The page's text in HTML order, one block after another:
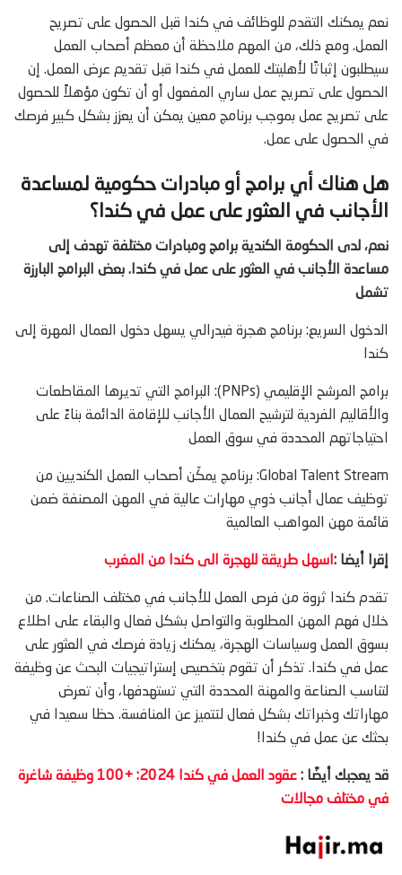
نعم يمكنك التقدم للوظائف في كندا قبل الحصول على تصريح
العمل. ومع ذلك، من المهم ملاحظة أن معظم أصحاب العمل
سيطلبون إثباتًا لأهليتك للعمل في كندا قبل تقديم عرض العمل. إن
الحصول على تصريح عمل ساري المفعول أو أن تكون مؤهلاً للحصول
على تصريح عمل بموجب برنامج معين يمكن أن يعزز بشكل كبير فرصك
في الحصول على عمل.
هل هناك أي برامج أو مبادرات حكومية لمساعدة
الأجانب في العثور على عمل في كندا؟
نعم، لدى الحكومة الكندية برامج ومبادرات مختلفة تهدف إلى
مساعدة الأجانب في العثور على عمل في كندا. بعض البرامج البارزة
تشمل
الدخول السريع: برنامج هجرة فيدرالي يسهل دخول العمال المهرة إلى
كندا
برامج المرشح الإقليمي (PNPs): البرامج التي تديرها المقاطعات
والأقاليم الفردية لترشيح العمال الأجانب للإقامة الدائمة بناءً على
احتياجاتهم المحددة في سوق العمل
Global Talent Stream: برنامج يمكّن أصحاب العمل الكنديين من
توظيف عمال أجانب ذوي مهارات عالية في المهن المصنفة ضمن
قائمة مهن المواهب العالمية
إقرا أيضا :اسهل طريقة للهجرة الى كندا من المغرب
تقدم كندا ثروة من فرص العمل للأجانب في مختلف الصناعات. من
خلال فهم المهن المطلوبة والتواصل بشكل فعال والبقاء على اطلاع
بسوق العمل وسياسات الهجرة، يمكنك زيادة فرصك في العثور على
عمل في كندا. تذكر أن تقوم بتخصيص إستراتيجيات البحث عن وظيفة
لتناسب الصناعة والمهنة المحددة التي تستهدفها، وأن تعرض
مهاراتك وخبراتك بشكل فعال لتتميز عن المنافسة. حظا سعيدا في
بحثك عن عمل في كندا!
قد يعجبك أيضًا : عقود
العمل في كندا 2024: +100 وظيفة شاغرة
في مختلف مجالات